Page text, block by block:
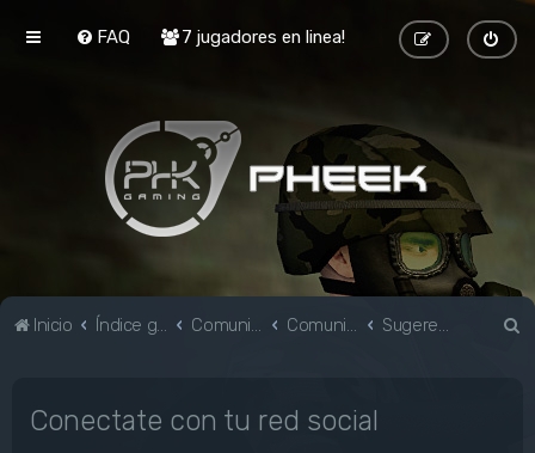
FAQ 7 jugadores en linea!
Inicio Índice general Comunidad Comunidad Sugerencias
Conectate con tu red social